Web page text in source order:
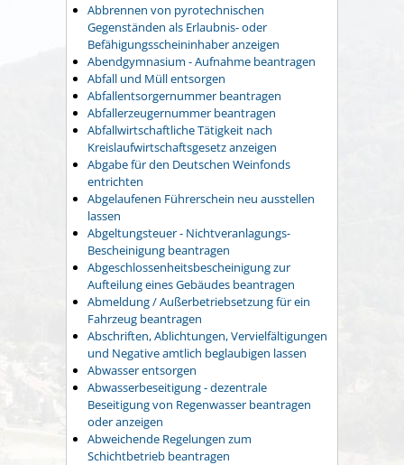
Abbrennen von pyrotechnischen
Gegenständen als Erlaubnis- oder
Befähigungsscheininhaber anzeigen
Abendgymnasium - Aufnahme beantragen
Abfall und Müll entsorgen
Abfallentsorgernummer beantragen
Abfallerzeugernummer beantragen
Abfallwirtschaftliche Tätigkeit nach
Kreislaufwirtschaftsgesetz anzeigen
Abgabe für den Deutschen Weinfonds
entrichten
Abgelaufenen Führerschein neu ausstellen
lassen
Abgeltungsteuer - Nichtveranlagungs-
Bescheinigung beantragen
Abgeschlossenheitsbescheinigung zur
Aufteilung eines Gebäudes beantragen
Abmeldung / Außerbetriebsetzung für ein
Fahrzeug beantragen
Abschriften, Ablichtungen, Vervielfältigungen
und Negative amtlich beglaubigen lassen
Abwasser entsorgen
Abwasserbeseitigung - dezentrale
Beseitigung von Regenwasser beantragen
oder anzeigen
Abweichende Regelungen zum
Schichtbetrieb beantragen